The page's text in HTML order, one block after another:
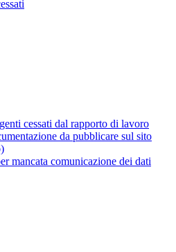
cessati dal rapporto di lavoro
da pubblicare sul sito
mancata comunicazione dei dati